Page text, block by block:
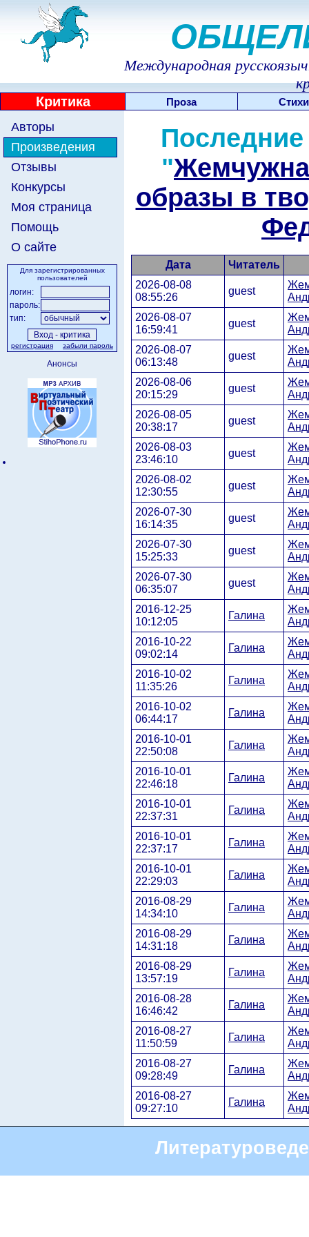
Международная
Критика Проза Стихи
Авторы
Произведения
Отзывы
Конкурсы
Моя страница
Помощь
О сайте
Для зарегистрированных
пользователей
логин:
пароль:
тип:
регистрация забыли пароль
Анонсы
"
образы в
Дата
Читатель
2026-08-08
08:55:26
guest
2026-08-07
16:59:41
guest
2026-08-07
06:13:48
guest
2026-08-06
20:15:29
guest
2026-08-05
20:38:17
guest
2026-08-03
23:46:10
guest
2026-08-02
12:30:55
guest
2026-07-30
16:14:35
guest
2026-07-30
15:25:33
guest
2026-07-30
06:35:07
guest
2016-12-25
10:12:05
Галина
2016-10-22
09:02:14
Галина
2016-10-02
11:35:26
Галина
2016-10-02
06:44:17
Галина
2016-10-01
22:50:08
Галина
2016-10-01
22:46:18
Галина
2016-10-01
22:37:31
Галина
2016-10-01
22:37:17
Галина
2016-10-01
22:29:03
Галина
2016-08-29
14:34:10
Галина
2016-08-29
14:31:18
Галина
2016-08-29
13:57:19
Галина
2016-08-28
16:46:42
Галина
2016-08-27
11:50:59
Галина
2016-08-27
09:28:49
Галина
2016-08-27
09:27:10
Галина